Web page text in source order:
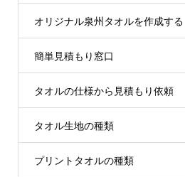
オリジナル泉州タオルを作成する
簡単見積もり窓口
タオルの仕様から見積もり依頼
タオル生地の種類
プリントタオルの種類